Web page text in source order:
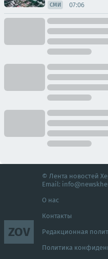
СМИ 07:06
ZOV
© Лента новостей
Email:
О нас
Контакты
Редакционная
Политика